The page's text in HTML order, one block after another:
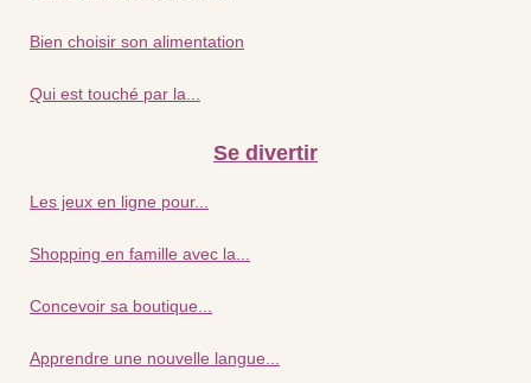
Bien choisir son alimentation
Qui est touché par la...
Se divertir
Les jeux en ligne pour...
Shopping en famille avec la...
Concevoir sa boutique...
Apprendre une nouvelle langue...